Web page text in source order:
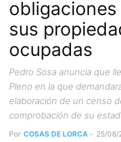
sus
ocupadas
Pedro Sosa anuncia que
Pleno en la que
elaboración de un censo
comprobación de su
Por COSAS DE LORCA - 25/08/